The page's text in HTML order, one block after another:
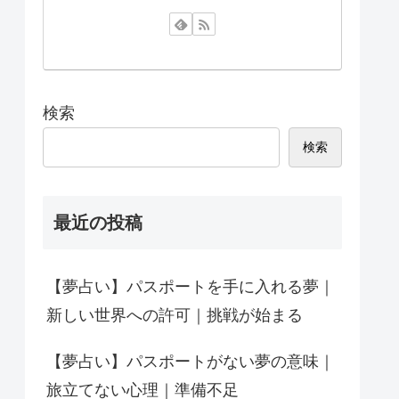
検索
検索
最近の投稿
【夢占い】パスポートを手に入れる夢｜
新しい世界への許可｜挑戦が始まる
【夢占い】パスポートがない夢の意味｜
旅立てない心理｜準備不足